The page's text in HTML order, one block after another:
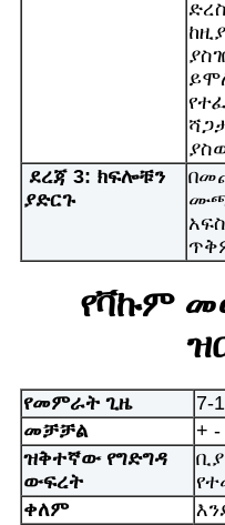
ደረጃ 3: ክፍሎቹን
ያድርጉ
የቫኩም
የመምራት ጊዜ
7-
መቻቻል
+
ዝቅተኛው የግድግዳ
ውፍረት
ቀለም